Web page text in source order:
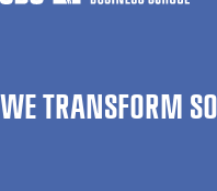
WE TRANSFORM